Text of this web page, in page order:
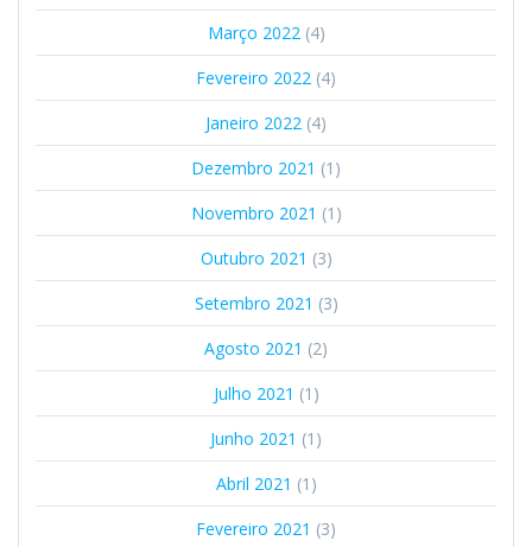
Março 2022(4)
Fevereiro 2022 (4)
Janeiro 2022 (4)
Dezembro 2021 (1)
Novembro 2021 (1)
Outubro 2021 (3)
Setembro 2021 (3)
Agosto 2021 (2)
Julho 2021 (1)
Junho 2021 (1)
Abril 2021 (1)
Fevereiro 2021 (3)